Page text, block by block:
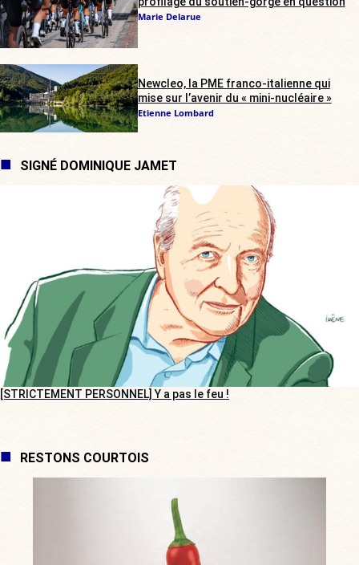
Marie Delarue
Newcleo, la PME franco-italienne qui
mise sur l’avenir du « mini-nucléaire »
Etienne Lombard
SIGNÉ DOMINIQUE JAMET
[STRICTEMENT PERSONNEL] Y a pas le feu !
RESTONS COURTOIS